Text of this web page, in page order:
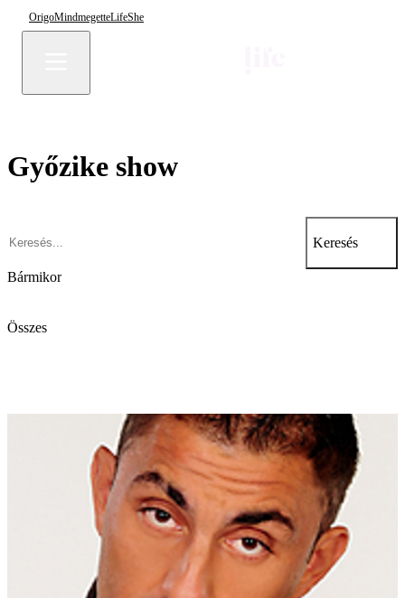
OrigoMindmegetteLifeShe
Győzike show
Keresés
Bármikor
Összes